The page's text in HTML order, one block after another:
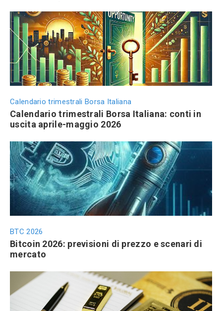
Calendario trimestrali Borsa Italiana
Calendario trimestrali Borsa Italiana: conti in
uscita aprile-maggio 2026
BTC 2026
Bitcoin 2026: previsioni di prezzo e scenari di
mercato